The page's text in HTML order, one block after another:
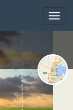
Toggle
Toggle